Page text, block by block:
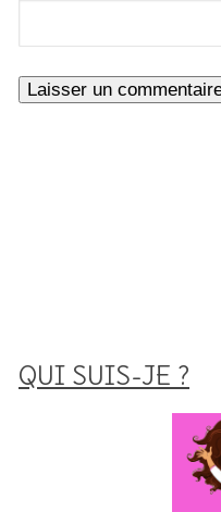
QUI SUIS-JE ?